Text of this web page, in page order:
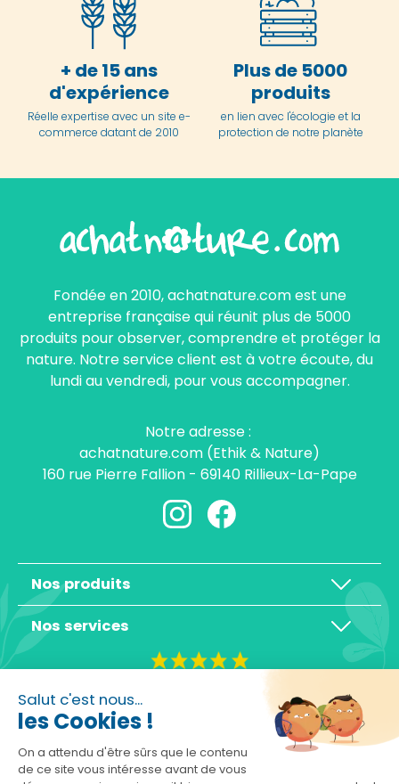
Salut c'est nous...
les Cookies !
On a attendu d'être sûrs que le contenu
de ce site vous intéresse avant de vous
+ de 15 ans
d'expérience
Réelle expertise avec un site e-
commerce datant de 2010
Plus de 5000
produits
en lien avec l'écologie et la
protection de notre planète
Fondée en 2010, achatnature.com est une
entreprise française qui réunit plus de 5000
produits pour observer, comprendre et protéger la
nature. Notre service client est à votre écoute, du
lundi au vendredi, pour vous accompagner.
Notre adresse :
achatnature.com (Ethik & Nature)
160 rue Pierre Fallion - 69140 Rillieux-La-Pape
Nos produits
Nos services